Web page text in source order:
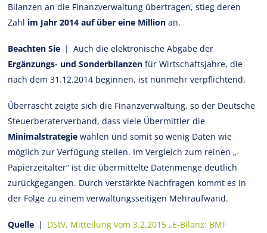
Bilanzen an die Finanzverwaltung übertragen, stieg deren
Zahl im Jahr 2014 auf über eine Million an.
Beachten Sie | Auch die elektronische Abgabe der
Ergänzungs- und Sonderbilanzen für Wirtschaftsjahre, die
nach dem 31.12.2014 beginnen, ist nunmehr verpflichtend.
Überrascht zeigte sich die Finanzverwaltung, so der Deutsche
Steuerberaterverband, dass viele Übermittler die
Minimalstrategie wählen und somit so wenig Daten wie
möglich zur Verfügung stellen. Im Vergleich zum reinen „­
Papierzeitalter“ ist die übermittelte Datenmenge deutlich
zurückgegangen. Durch verstärkte Nachfragen kommt es in
der Folge zu einem verwaltungsseitigen Mehraufwand.
Quelle | DStV, Mitteilung vom 3.2.2015 „E-Bilanz: BMF